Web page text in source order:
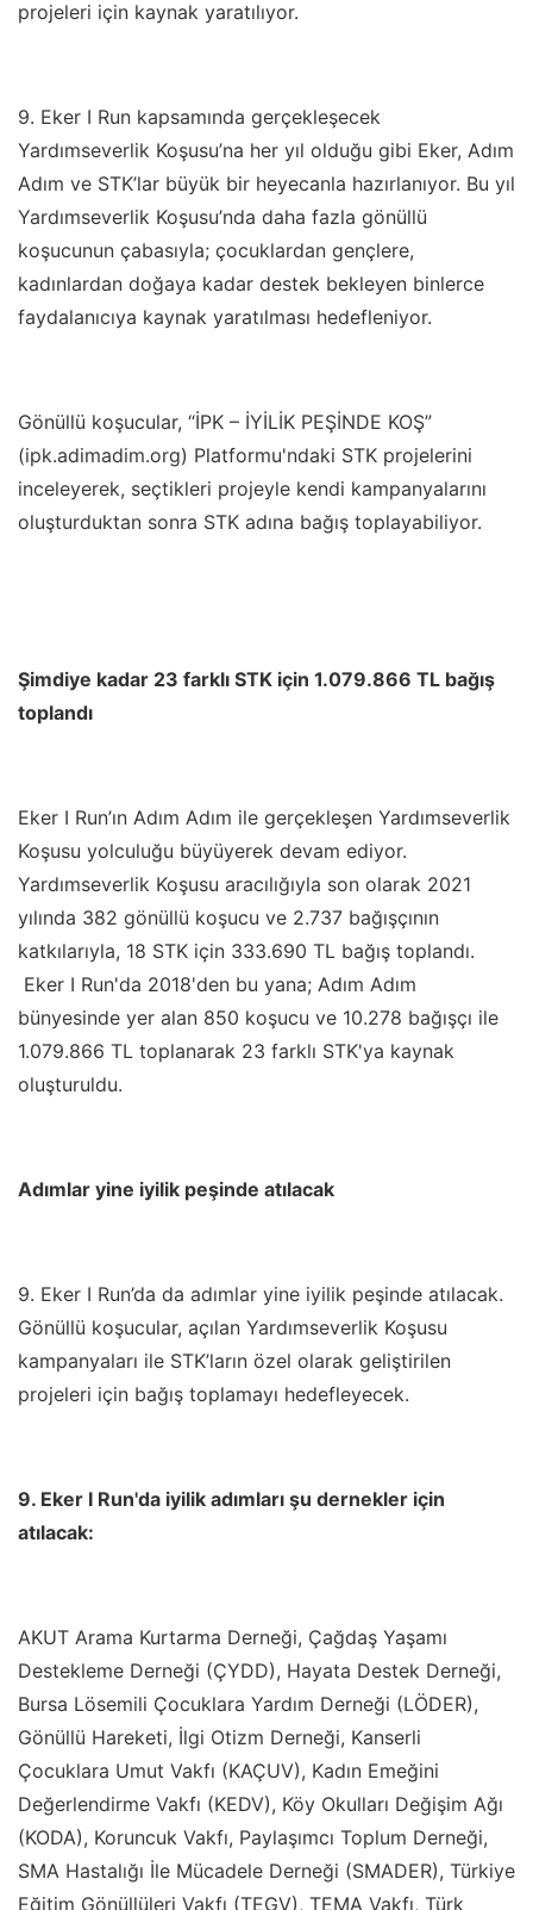
projeleri için kaynak yaratılıyor.
9. Eker I Run kapsamında gerçekleşecek
Yardımseverlik Koşusu’na her yıl olduğu gibi Eker, Adım
Adım ve STK’lar büyük bir heyecanla hazırlanıyor. Bu yıl
Yardımseverlik Koşusu’nda daha fazla gönüllü
koşucunun çabasıyla; çocuklardan gençlere,
kadınlardan doğaya kadar destek bekleyen binlerce
faydalanıcıya kaynak yaratılması hedefleniyor.
Gönüllü koşucular, “İPK – İYİLİK PEŞİNDE KOŞ”
(ipk.adimadim.org) Platformu'ndaki STK projelerini
inceleyerek, seçtikleri projeyle kendi kampanyalarını
oluşturduktan sonra STK adına bağış toplayabiliyor.
Şimdiye kadar 23 farklı STK için 1.079.866 TL bağış
toplandı
Eker I Run’ın Adım Adım ile gerçekleşen Yardımseverlik
Koşusu yolculuğu büyüyerek devam ediyor.
Yardımseverlik Koşusu aracılığıyla son olarak 2021
yılında 382 gönüllü koşucu ve 2.737 bağışçının
katkılarıyla, 18 STK için 333.690 TL bağış toplandı.
Eker I Run'da 2018'den bu yana; Adım Adım
bünyesinde yer alan 850 koşucu ve 10.278 bağışçı ile
1.079.866 TL toplanarak 23 farklı STK'ya kaynak
oluşturuldu.
Adımlar yine iyilik peşinde atılacak
9. Eker I Run’da da adımlar yine iyilik peşinde atılacak.
Gönüllü koşucular, açılan Yardımseverlik Koşusu
kampanyaları ile STK’ların özel olarak geliştirilen
projeleri için bağış toplamayı hedefleyecek.
9. Eker I Run'da iyilik adımları şu dernekler için
atılacak:
AKUT Arama Kurtarma Derneği, Çağdaş Yaşamı
Destekleme Derneği (ÇYDD), Hayata Destek Derneği,
Bursa Lösemili Çocuklara Yardım Derneği (LÖDER),
Gönüllü Hareketi, İlgi Otizm Derneği, Kanserli
Çocuklara Umut Vakfı (KAÇUV), Kadın Emeğini
Değerlendirme Vakfı (KEDV), Köy Okulları Değişim Ağı
(KODA), Koruncuk Vakfı, Paylaşımcı Toplum Derneği,
SMA Hastalığı İle Mücadele Derneği (SMADER), Türkiye
Eğitim Gönüllüleri Vakfı (TEGV), TEMA Vakfı, Türk